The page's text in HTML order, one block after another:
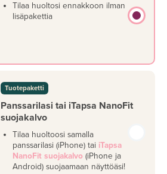
Tilaa huoltosi ennakkoon ilman
lisäpakettia
Tuotepaketti
Panssarilasi tai iTapsa NanoFit
suojakalvo
Tilaa huoltoosi samalla
panssarilasi (iPhone) tai iTapsa
NanoFit suojakalvo (iPhone ja
Android) suojaamaan näyttöäsi!